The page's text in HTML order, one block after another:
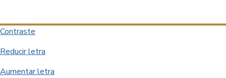
Contraste
Reducir letra
Aumentar letra